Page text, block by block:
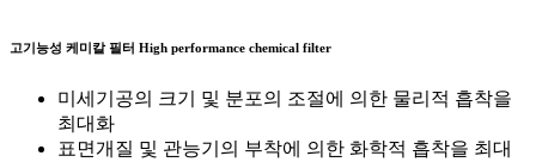
고기능성 케미칼 필터 High performance chemical filter
미세기공의 크기 및 분포의 조절에 의한 물리적 흡착을
최대화
표면개질 및 관능기의 부착에 의한 화학적 흡착을 최대